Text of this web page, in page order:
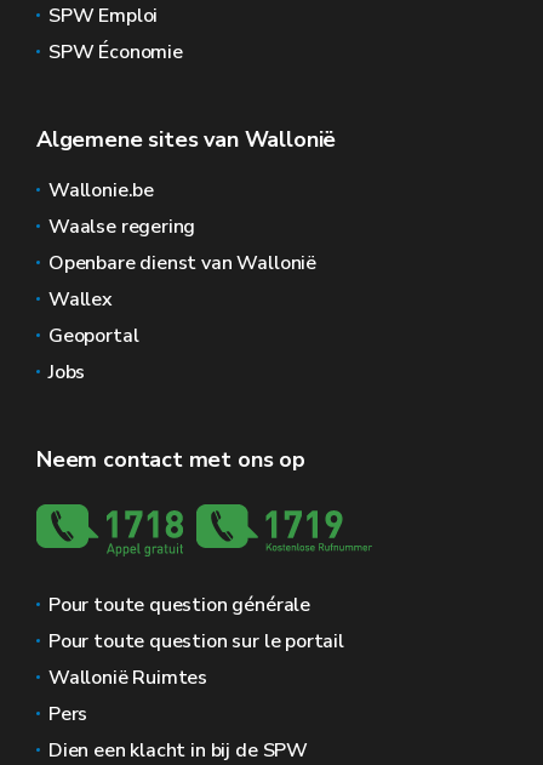
SPW Emploi
SPW Économie
Algemene sites van Wallonië
Wallonie.be
Waalse regering
Openbare dienst van Wallonië
Wallex
Geoportal
Jobs
Neem contact met ons op
Pour toute question générale
Pour toute question sur le portail
Wallonië Ruimtes
Pers
Dien een klacht in bij de SPW